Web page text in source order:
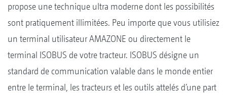
propose une technique ultra moderne dont les possibilités
sont pratiquement illimitées. Peu importe que vous utilisiez
un terminal utilisateur AMAZONE ou directement le
terminal ISOBUS de votre tracteur. ISOBUS désigne un
standard de communication valable dans le monde entier
entre le terminal, les tracteurs et les outils attelés d’une part